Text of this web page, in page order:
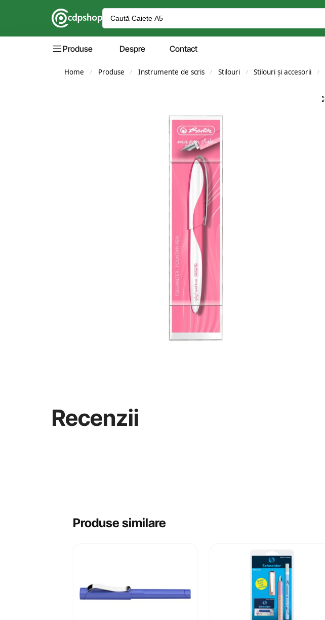
Produse Despre Contact
Home / Produse / Instrumente de scris / Stilouri / Stilouri și accesorii /
Recenzii
Produse similare